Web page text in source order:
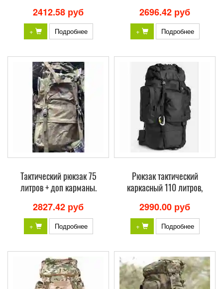
2412.58 руб
+ Подробнее
2696.42 руб
+ Подробнее
Тактический рюкзак 75
литров + доп карманы.
2827.42 руб
+ Подробнее
Рюкзак тактический
каркасный 110 литров,
2990.00 руб
+ Подробнее